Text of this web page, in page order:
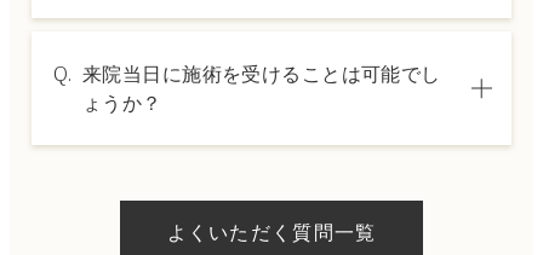
した分割払いも可能です。詳細は受付スタッ
フにお問い合わせください。
Q. 来院当日に施術を受けることは可能でし
ょうか？
ただける施術もございます。当日の施術をご
よくいただく質問一覧